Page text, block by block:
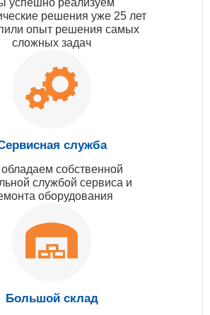
решения уже 25 лет
опыт решения самых
сложных задач
служба
собственной
службой сервиса и
оборудования
Большой склад